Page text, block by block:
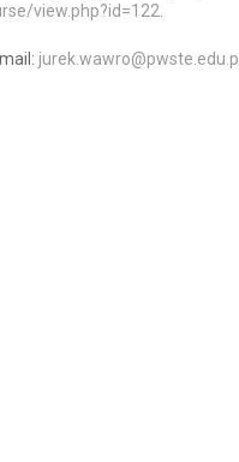
view.php?id=122
jurek.wawro@pwste.edu.pl